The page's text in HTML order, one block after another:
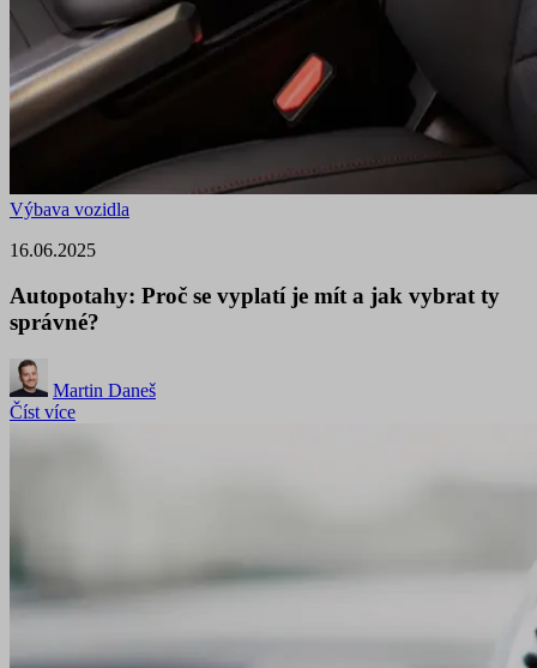
Výbava vozidla
16.06.2025
Autopotahy: Proč se vyplatí je mít a jak vybrat ty
správné?
Martin Daneš
Číst více